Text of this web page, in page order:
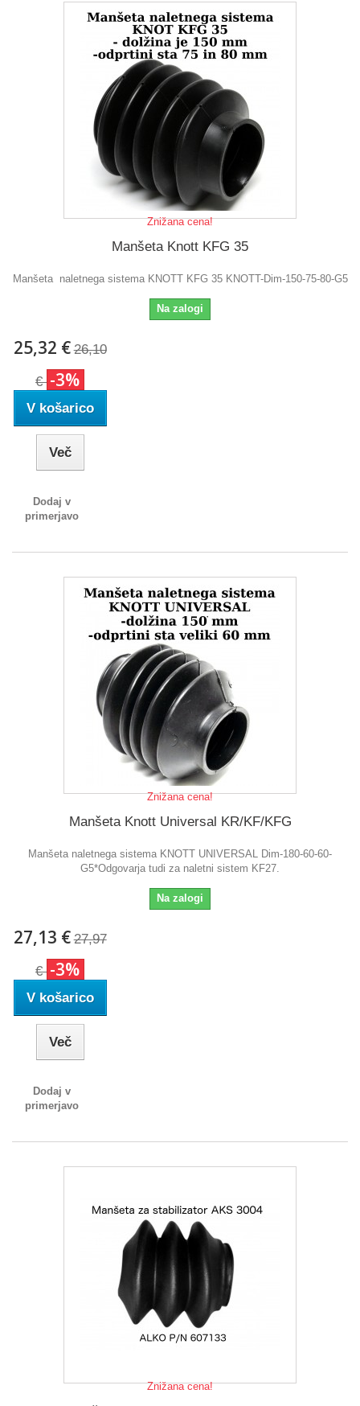
Znižana cena!
Manšeta Knott KFG 35
Manšeta naletnega sistema KNOTT KFG 35 KNOTT-Dim-150-75-80-G5
Na zalogi
25,32 € 26,10
€ -3%
V košarico
Več
Dodaj v
primerjavo
Znižana cena!
Manšeta Knott Universal KR/KF/KFG
Manšeta naletnega sistema KNOTT UNIVERSAL Dim-180-60-60-
G5*Odgovarja tudi za naletni sistem KF27.
Na zalogi
27,13 € 27,97
€ -3%
V košarico
Več
Dodaj v
primerjavo
Znižana cena!